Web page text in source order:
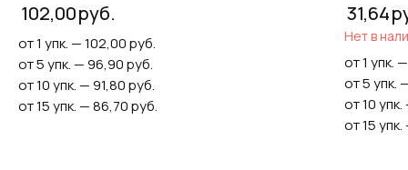
102,00
от 1 упк. — 102,00 руб.
от 5 упк. — 96,90 руб.
от 10 упк. — 91,80 руб.
от 15 упк. — 86,70 руб.
31,64
Нет в
от 1 упк.
от 5 упк.
от 10
от 15